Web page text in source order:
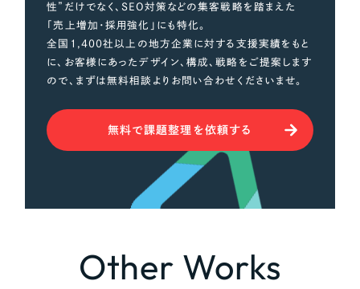
性”だけでなく、SEO対策などの集客戦略を踏まえた
「売上増加・採用強化」にも特化。
全国1,400社以上の地方企業に対する支援実績をもと
に、お客様にあったデザイン、構成、戦略をご提案します
ので、まずは無料相談よりお問い合わせくださいませ。
無料で課題整理を依頼する
Other Works